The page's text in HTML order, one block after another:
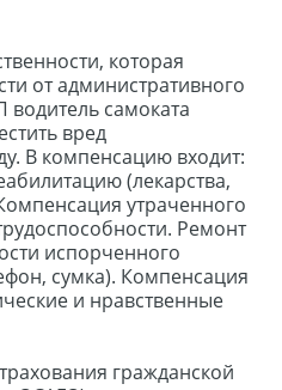
которая
от административного
самоката
вред
В компенсацию входит:
(лекарства,
утраченного
Ремонт
испорченного
сумка). Компенсация
и нравственные
гражданской